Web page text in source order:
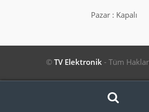
Pazar : Kapalı
© TV Elektronik- Tüm